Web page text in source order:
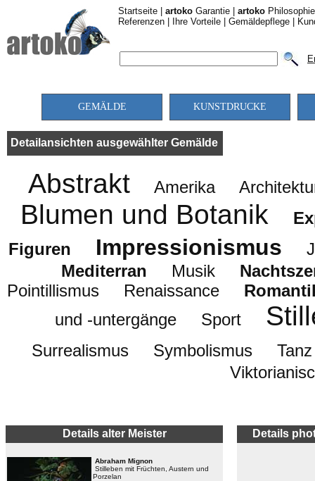
Startseite artoko Garantie artoko Philosophie
Referenzen
Ihre Vorteile Gemäldepflege
GEMÄLDE KUNSTDRUCKE
Detailansichten ausgewählter Gemälde
Abstrakt Amerika
Blumen und Botanik
Figuren
Impressionismus
Mediterran
Musik
Pointillismus
Renaissance
und -untergänge
Sport
Surrealismus Symbolismus
Tanz
Details alter Meister Details
Abraham Mignon
Stilleben mit Früchten, Austern und
Porzelan